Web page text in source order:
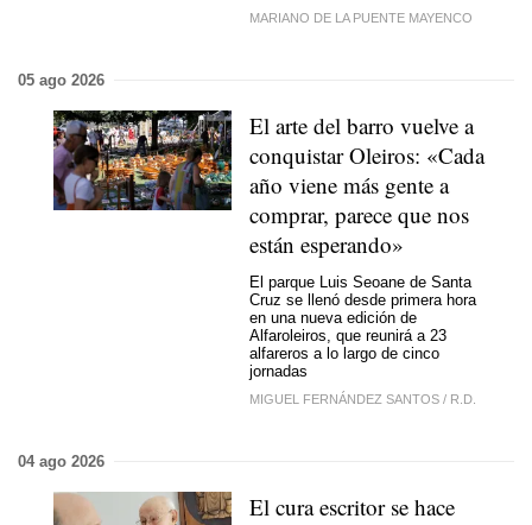
MARIANO DE LA PUENTE MAYENCO
05 ago 2026
El arte del barro vuelve a
conquistar Oleiros: «Cada
año viene más gente a
comprar, parece que nos
están esperando»
El parque Luis Seoane de Santa
Cruz se llenó desde primera hora
en una nueva edición de
Alfaroleiros, que reunirá a 23
alfareros a lo largo de cinco
jornadas
MIGUEL FERNÁNDEZ SANTOS / R.D.
04 ago 2026
El cura escritor se hace